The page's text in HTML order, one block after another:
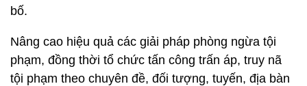
bố.
Nâng cao hiệu quả các giải pháp phòng ngừa tội
phạm, đồng thời tổ chức tấn công trấn áp, truy nã
tội phạm theo chuyên đề, đối tượng, tuyến, địa bàn